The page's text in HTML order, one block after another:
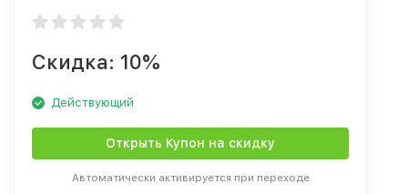
Скидка: 10%
Действующий
Открыть Купон на скидку
Автоматически активируется при переходе